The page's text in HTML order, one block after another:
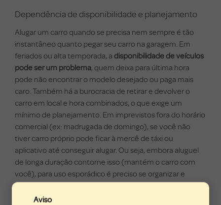
Aviso
Dependência de disponibilidade e planejamento
Alugar um carro quando se precisa nem sempre é tão
instantâneo quanto pegar seu carro na garagem. Em
feriados ou alta temporada, a disponibilidade de veículos
pode ser um problema, quem deixa para última hora
pode não encontrar o modelo desejado ou paga mais
caro. Também há a burocracia de retirar e devolver o
carro em local e hora combinados, o que exige um
mínimo de planejamento. Em imprevistos fora do horário
comercial (ex: madrugada de domingo), se você não
tiver carro próprio pode ficar à mercê de táxi ou
aplicativo até conseguir alugar. Ou seja, embora aluguel
de longa duração contorne isso (mantém o carro com
você), para uso esporádico é preciso se organizar e
aceitar uma pequena perda de conveniênciaem relação
a ter carro próprio sempre disponível.